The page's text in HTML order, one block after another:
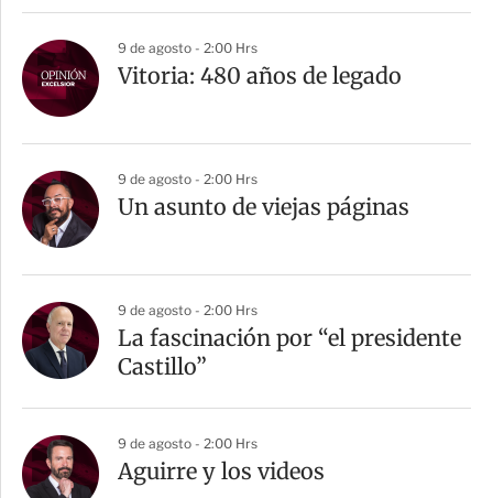
9 de agosto - 2:00 Hrs
Vitoria: 480 años de legado
9 de agosto - 2:00 Hrs
Un asunto de viejas páginas
9 de agosto - 2:00 Hrs
La fascinación por “el presidente
Castillo”
9 de agosto - 2:00 Hrs
Aguirre y los videos